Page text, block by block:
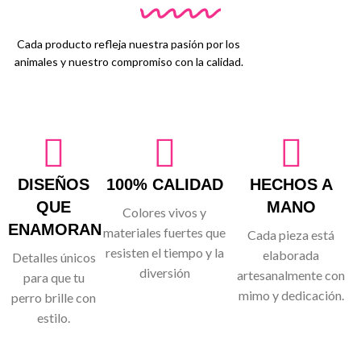
Cada producto refleja nuestra pasión por los
animales y nuestro compromiso con la calidad.
DISEÑOS
QUE
ENAMORAN
Detalles únicos
para que tu
perro brille con
estilo.
100% CALIDAD
Colores vivos y
materiales fuertes que
resisten el tiempo y la
diversión
HECHOS A
MANO
Cada pieza está
elaborada
artesanalmente con
mimo y dedicación.